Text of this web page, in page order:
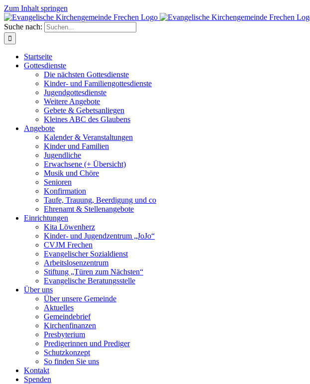
Zum Inhalt springen
Suche nach:
Startseite
Gottesdienste
Die nächsten Gottesdienste
Kinder- und Familiengottesdienste
Jugendgottesdienste
Weitere Angebote
Gebete & Gebetsanliegen
Kleines ABC des Glaubens
Angebote
Kalender & Veranstaltungen
Kinder und Familien
Jugendliche
Erwachsene (+ Übersicht)
Musik und Chöre
Senioren
Konfirmation
Taufe, Trauung, Beerdigung und co
Ehrenamt & Stellenangebote
Einrichtungen
Kita Löwenherz
Kinder- und Jugendzentrum „JoJo“
CVJM Frechen
Evangelischer Sozialdienst
Arbeitslosenzentrum
Stiftung „Türen zum Nächsten“
Evangelische Beratungsstelle
Über uns
Über unsere Gemeinde
Aktuelles
Gemeindebrief
Kirchenfinanzen
Presbyterium
Predigerinnen und Prediger
Schutzkonzept
So finden Sie uns
Kontakt
Spenden